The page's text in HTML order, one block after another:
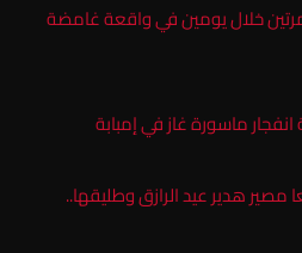
خلال يومين في واقعة غامضة
ماسورة غاز في إمبابة
هدير عيد الرازق وطليقها..